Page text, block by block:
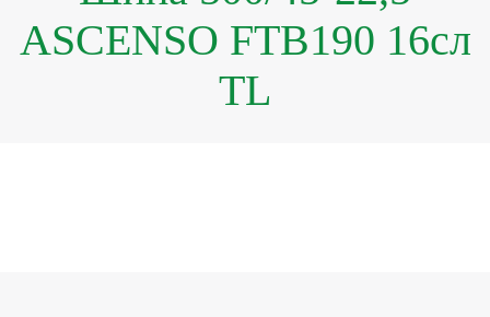
ASCENSO FTB190 16сл
TL